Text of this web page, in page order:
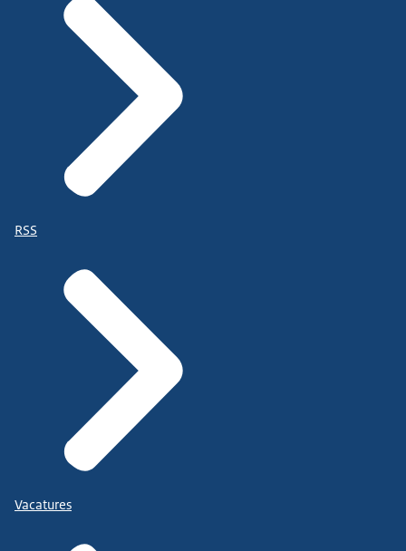
RSS
Vacatures